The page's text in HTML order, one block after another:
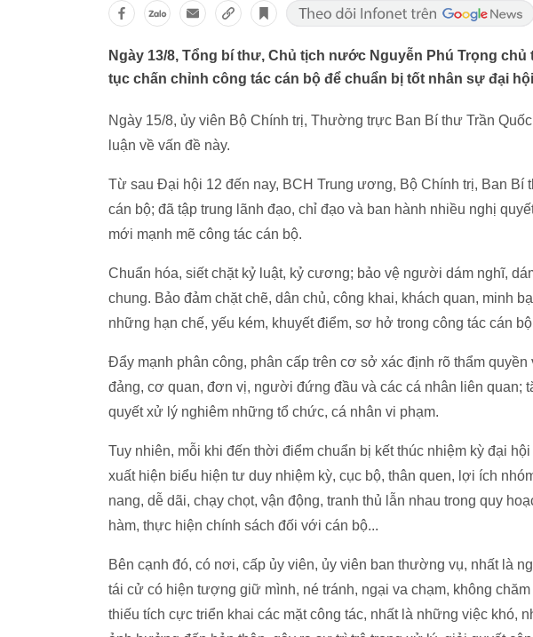
Ngày 13/8, Tổng bí thư, Chủ tịch nước Nguyễn Phú Trọng
tục chấn chỉnh công tác cán bộ để chuẩn bị tốt nhân sự đại
Ngày 15/8, ủy viên Bộ Chính trị, Thường trực Ban Bí thư Trần
luận về vấn đề này.
Từ sau Đại hội 12 đến nay, BCH Trung ương, Bộ Chính trị, Ban Bí
cán bộ; đã tập trung lãnh đạo, chỉ đạo và ban hành nhiều nghị
mới mạnh mẽ công tác cán bộ.
Chuẩn hóa, siết chặt kỷ luật, kỷ cương; bảo vệ người dám nghĩ,
chung. Bảo đảm chặt chẽ, dân chủ, công khai, khách quan, minh
những hạn chế, yếu kém, khuyết điểm, sơ hở trong công tác cán
Đẩy mạnh phân công, phân cấp trên cơ sở xác định rõ thẩm
đảng, cơ quan, đơn vị, người đứng đầu và các cá nhân liên quan;
quyết xử lý nghiêm những tổ chức, cá nhân vi phạm.
Tuy nhiên, mỗi khi đến thời điểm chuẩn bị kết thúc nhiệm kỳ đại
xuất hiện biểu hiện tư duy nhiệm kỳ, cục bộ, thân quen, lợi ích
nang, dễ dãi, chạy chọt, vận động, tranh thủ lẫn nhau trong quy
hàm, thực hiện chính sách đối với cán bộ...
Bên cạnh đó, có nơi, cấp ủy viên, ủy viên ban thường vụ, nhất là
tái cử có hiện tượng giữ mình, né tránh, ngại va chạm, không
thiếu tích cực triển khai các mặt công tác, nhất là những việc khó,